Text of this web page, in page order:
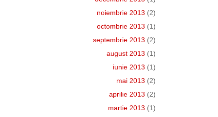
noiembrie 2013 (2)
octombrie 2013 (1)
septembrie 2013 (2)
august 2013 (1)
iunie 2013 (1)
mai 2013 (2)
aprilie 2013 (2)
martie 2013 (1)